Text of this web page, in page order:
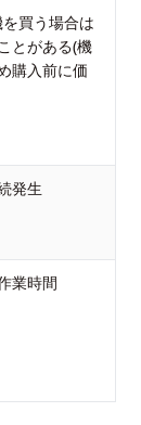
買う場合は
とがある(機
購入前に価
発生
業時間